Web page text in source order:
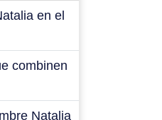
en el
combinen
Natalia